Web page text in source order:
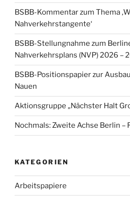
BSBB-Kommentar zum Thema
Nahverkehrstangente‘
BSBB-Stellungnahme zum
Nahverkehrsplans (NVP) 2026 –
BSBB-Positionspapier zur
Nauen
Aktionsgruppe „Nächster Halt
Nochmals: Zweite Achse Berlin –
KATEGORIEN
Arbeitspapiere